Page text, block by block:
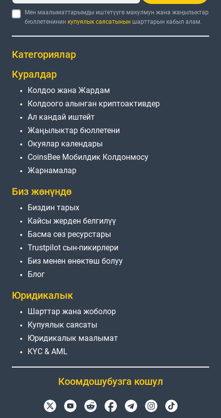
Мен маалыматтарымды иштетүүгө макулмун жана жаңылыктар
бюллетенинин купуялык саясатынын шарттарын кабыл алам.
Категориялар
Куралдар
Колдоо жана Жардам
Колдоого алынган криптоактивдер
Ал кандай иштейт
Жаңылыктар бюллетени
Окуялар календары
CoinsBee Мобилдик Колдонмосу
Жарнамалар
Биз жөнүндө
Биздин тарых
Кайсы жерден белгилүү
Басма сөз ресурстары
Trustpilot сын-пикирлери
Биз менен өнөктөш болуу
Блог
Юридикалык
Шарттар жана жоболор
Купуялык саясаты
Юридикалык маалымат
KYC & AML
Коомдошубузга кошул